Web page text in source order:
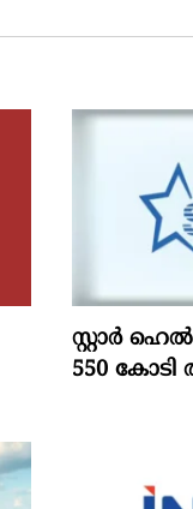
സ്റ്റാർ
550